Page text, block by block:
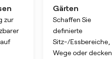
zur
Gärten
Schaffen Sie
definierte
Sitz-/Essbereiche,
Wege oder decken